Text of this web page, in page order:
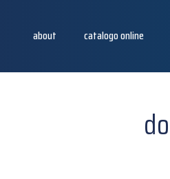
about catalogo online